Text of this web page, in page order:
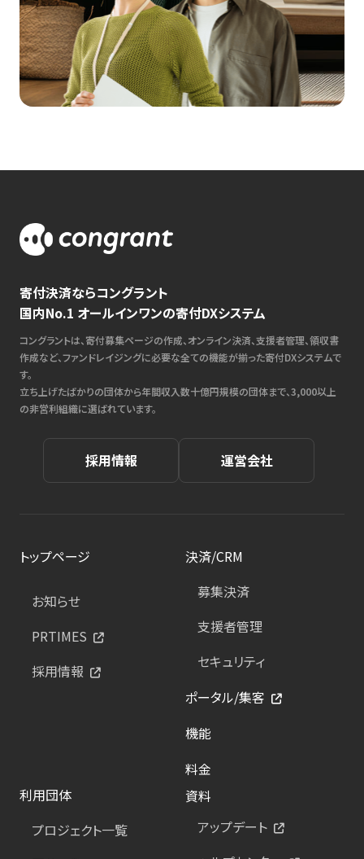
寄付決済ならコングラント
国内No.1 オールインワンの寄付DXシステム
コングラントは、寄付募集ページの作成、オンライン決済、支援者管理、領収書
作成など、ファンドレイジングに必要な全ての機能が揃った寄付DXシステムで
す。
立ち上げたばかりの団体から年間収入数十億円規模の団体まで、3,000以上
の非営利組織に選ばれています。
採用情報 運営会社
トップページ
お知らせ
PRTIMES
採用情報
決済/CRM
募集決済
支援者管理
セキュリティ
ポータル/集客
機能
料金
利用団体
プロジェクト一覧
資料
アップデート